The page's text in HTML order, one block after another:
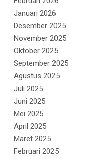
Januari 2026
Desember 2025
November 2025
Oktober 2025
September 2025
Agustus 2025
Juli 2025
Juni 2025
Mei 2025
April 2025
Maret 2025
Februari 2025